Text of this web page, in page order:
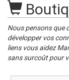
Nous pensons que
développer vos
liens vous aidez
sans surcoût pour